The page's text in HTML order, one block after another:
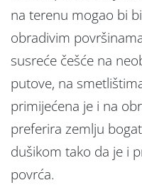
na terenu mogao bi
obradivim
susreće češće na
putove, na
primijećena je i na
preferira zemlju
dušikom tako da je i
povrća.